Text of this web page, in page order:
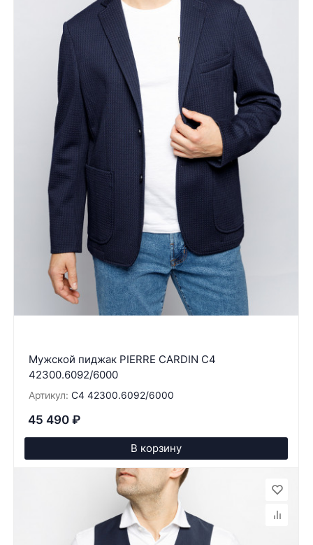
Мужской пиджак PIERRE CARDIN C4
42300.6092/6000
Артикул: C4 42300.6092/6000
45 490 ₽
В корзину